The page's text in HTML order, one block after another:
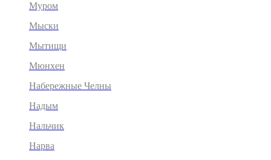
Муром
Мыски
Мытищи
Мюнхен
Набережные Челны
Надым
Нальчик
Нарва